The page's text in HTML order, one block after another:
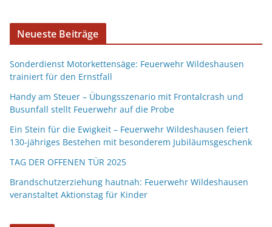
Neueste Beiträge
Sonderdienst Motorkettensäge: Feuerwehr Wildeshausen
trainiert für den Ernstfall
Handy am Steuer – Übungsszenario mit Frontalcrash und
Busunfall stellt Feuerwehr auf die Probe
Ein Stein für die Ewigkeit – Feuerwehr Wildeshausen feiert
130-jähriges Bestehen mit besonderem Jubiläumsgeschenk
TAG DER OFFENEN TÜR 2025
Brandschutzerziehung hautnah: Feuerwehr Wildeshausen
veranstaltet Aktionstag für Kinder